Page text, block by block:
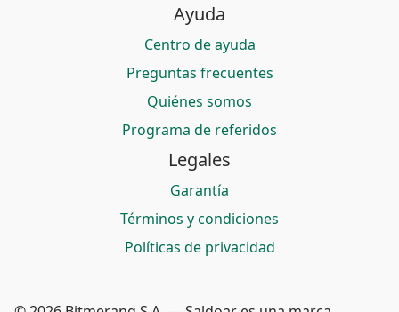
Ayuda
Centro de ayuda
Preguntas frecuentes
Quiénes somos
Programa de referidos
Legales
Garantía
Términos y condiciones
Políticas de privacidad